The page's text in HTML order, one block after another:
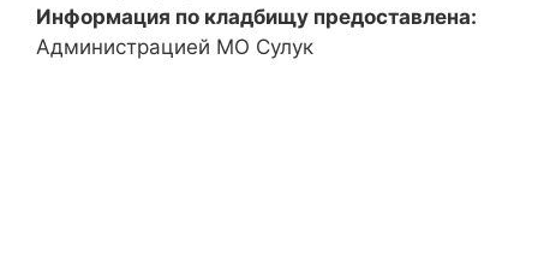
Информация по кладбищу предоставлена:
Администрацией МО Сулук